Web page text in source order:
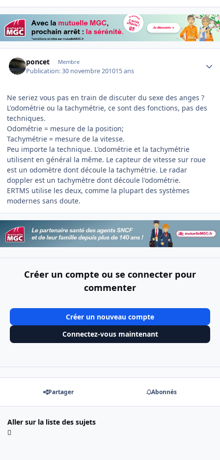
poncet Membre
Publication:30 novembre 201015 ans
Ne seriez vous pas en train de discuter du sexe des anges ?
L'odométrie ou la tachymétrie, ce sont des fonctions, pas des
techniques.
Odométrie = mesure de la position;
Tachymétrie = mesure de la vitesse.
Peu importe la technique. L'odométrie et la tachymétrie
utilisent en général la même. Le capteur de vitesse sur roue
est un odomètre dont découle la tachymétrie. Le radar
doppler est un tachymètre dont découle l'odométrie.
ERTMS utilise les deux, comme la plupart des systèmes
modernes sans doute.
Créer un compte ou se connecter pour
commenter
Créer un nouveau compte
Connectez-vous maintenant
Partager Abonnés
Aller sur la liste des sujets